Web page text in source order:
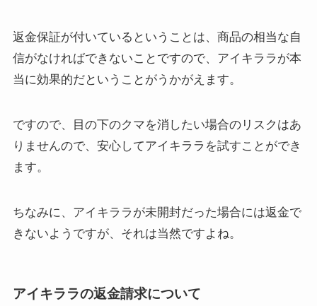
返金保証が付いているということは、商品の相当な自
信がなければできないことですので、アイキララが本
当に効果的だということがうかがえます。
ですので、目の下のクマを消したい場合のリスクはあ
りませんので、安心してアイキララを試すことができ
ます。
ちなみに、アイキララが未開封だった場合には返金で
きないようですが、それは当然ですよね。
アイキララの返金請求について